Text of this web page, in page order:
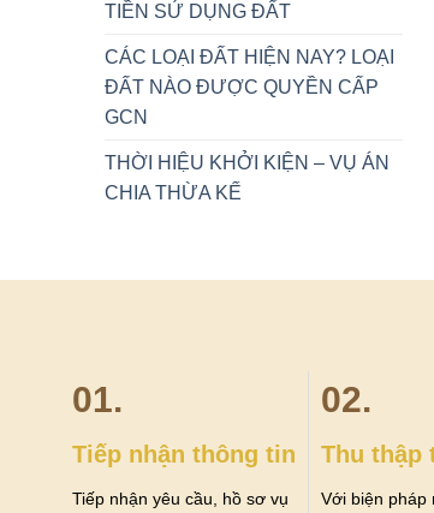
TIỀN SỬ DỤNG ĐẤT
CÁC LOẠI ĐẤT HIỆN NAY? LOẠI
ĐẤT NÀO ĐƯỢC QUYỀN CẤP
GCN
THỜI HIỆU KHỞI KIỆN – VỤ ÁN
CHIA THỪA KẾ
01.
Tiếp nhận thông tin
Tiếp nhận yêu cầu, hồ sơ vụ
02.
Thu thập
Với biện pháp